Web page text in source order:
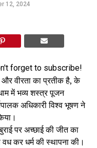
12, 2024
forget to subscribe!
और वीरता का प्रतीक है, के
में भव्य शस्त्र पूजन
अधिकारी विश्व भूषण ने
पर अच्छाई की जीत का
कर धर्म की स्थापना की।